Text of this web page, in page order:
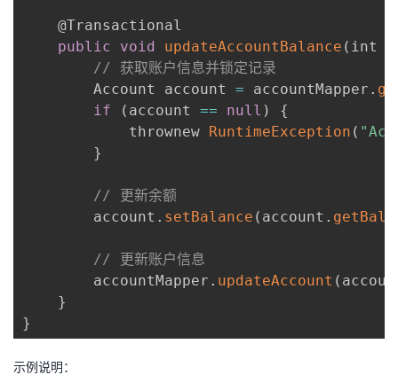
    @Transactional
public
void updateAccountBalance ( int
// 获取账户信息并锁定记录
        Account account
= accountMapper .
if
( account == null )
{
            thrownew
RuntimeException (
}
// 更新余额
        account
. setBalance ( account .
// 更新账户信息
        accountMapper
. updateAccount (
}
}
示例说明：